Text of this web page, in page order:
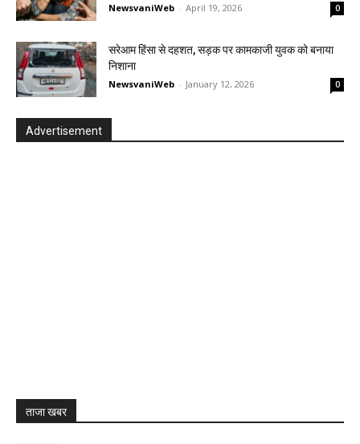
NewsvaniWeb - April 19, 2026 0
सरेआम हिंसा से दहशत, सड़क पर कामकाजी युवक को बनाया
निशाना
NewsvaniWeb - January 12, 2026 0
Advertisement
ताजा खबर